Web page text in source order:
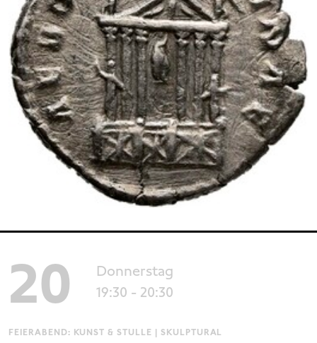
20
Donnerstag
19:30 - 20:30
FEIERABEND: KUNST & STULLE | SKULPTURAL